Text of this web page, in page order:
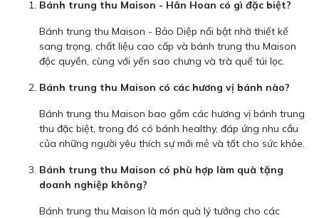
Bánh trung thu Maison - Hân Hoan có gì đặc biệt?
Bánh trung thu Maison - Bảo Diệp nổi bật nhờ thiết kế
sang trọng, chất liệu cao cấp và bánh trung thu Maison
độc quyền, cùng với yến sao chưng và trà quế túi lọc.
Bánh trung thu Maison có các hương vị bánh nào?
Bánh trung thu Maison bao gồm các hương vị bánh trung
thu đặc biệt, trong đó có bánh healthy, đáp ứng nhu cầu
của những người yêu thích sự mới mẻ và tốt cho sức khỏe.
Bánh trung thu Maison có phù hợp làm quà tặng
doanh nghiệp không?
Bánh trung thu Maison là món quà lý tưởng cho các